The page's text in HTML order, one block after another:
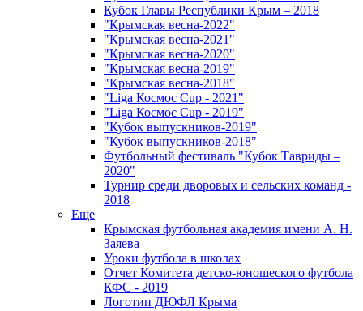
Кубок Главы Республики Крым – 2018
"Крымская весна-2022"
"Крымская весна-2021"
"Крымская весна-2020"
"Крымская весна-2019"
"Крымская весна-2018"
"Liga Космос Cup - 2021"
"Liga Космос Cup - 2019"
"Кубок выпускников-2019"
"Кубок выпускников-2018"
Футбольный фестиваль "Кубок Тавриды –
2020"
Турнир среди дворовых и сельских команд -
2018
Еще
Крымская футбольная академия имени А. Н.
Заяева
Уроки футбола в школах
Отчет Комитета детско-юношеского футбола
КФС - 2019
Логотип ДЮФЛ Крыма